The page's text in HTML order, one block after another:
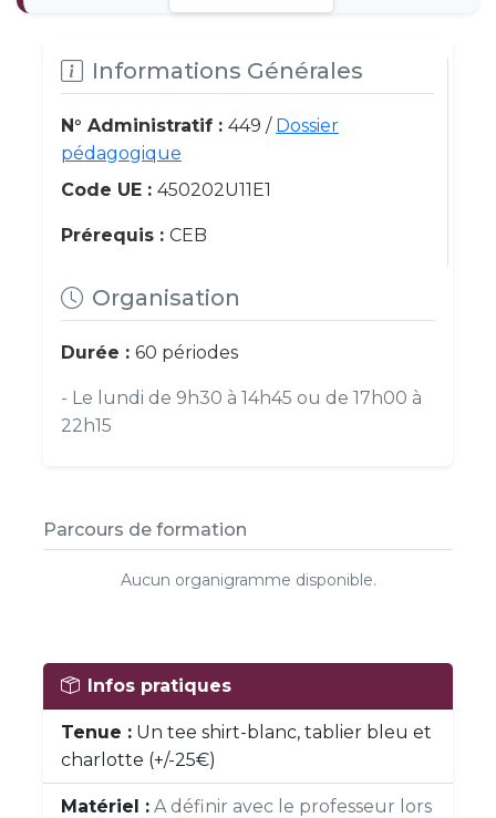
Informations Générales
N° Administratif : 449 / Dossier
pédagogique
Code UE : 450202U11E1
Prérequis : CEB
Organisation
Durée : 60 périodes
- Le lundi de 9h30 à 14h45 ou de 17h00 à
22h15
Parcours de formation
Aucun organigramme disponible.
Infos pratiques
Tenue : Un tee shirt-blanc, tablier bleu et
charlotte (+/-25€)
Matériel : A définir avec le professeur lors